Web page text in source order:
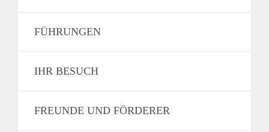
FÜHRUNGEN
IHR BESUCH
FREUNDE UND FÖRDERER